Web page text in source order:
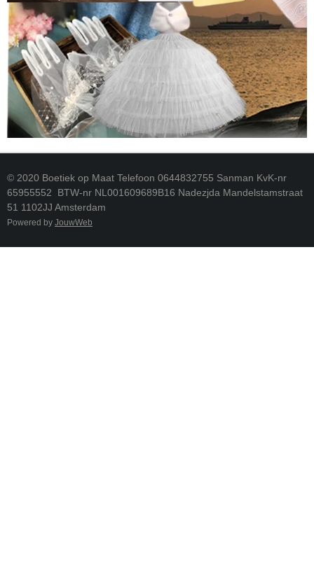
© 2020 Boetiek op Maat Telefoon 0644832755 Sanman KvK-nr
65955552 BTW-nr NL001609689B16 Nadezjda Mandelstamstraat
51 1102JJ Amsterdam
Powered by JouwWeb